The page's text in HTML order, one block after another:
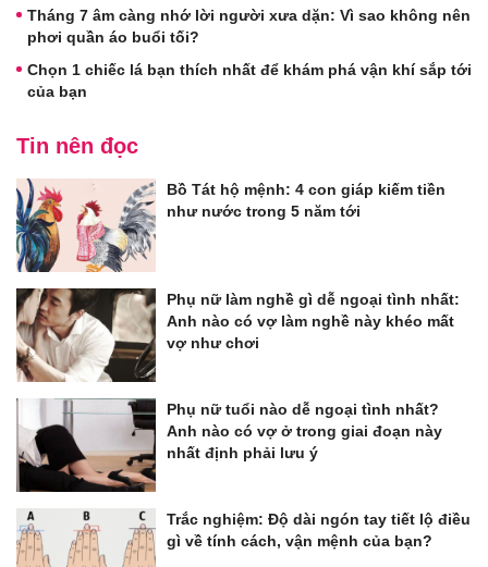
Tháng 7 âm càng nhớ lời người xưa dặn: Vì sao không nên
phơi quần áo buổi tối?
Chọn 1 chiếc lá bạn thích nhất để khám phá vận khí sắp tới
của bạn
Tin nên đọc
Bồ Tát hộ mệnh: 4 con giáp kiếm tiền
như nước trong 5 năm tới
Phụ nữ làm nghề gì dễ ngoại tình nhất:
Anh nào có vợ làm nghề này khéo mất
vợ như chơi
Phụ nữ tuổi nào dễ ngoại tình nhất?
Anh nào có vợ ở trong giai đoạn này
nhất định phải lưu ý
Trắc nghiệm: Độ dài ngón tay tiết lộ điều
gì về tính cách, vận mệnh của bạn?